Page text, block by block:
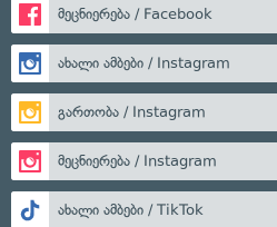
მეცნიერება / Facebook
ახალი ამბები / Instagram
გართობა / Instagram
მეცნიერება / Instagram
ახალი ამბები / TikTok